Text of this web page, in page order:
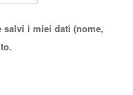
salvi i miei dati (nome,